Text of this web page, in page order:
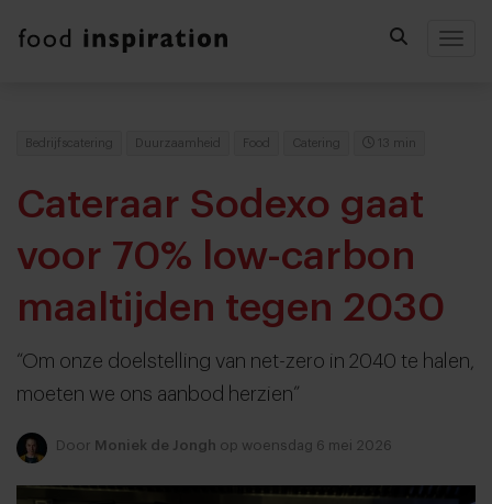
Bedrijfscatering Duurzaamheid Food Catering 13 min
Cateraar Sodexo gaat
voor 70% low-carbon
maaltijden tegen 2030
“Om onze doelstelling van net-zero in 2040 te halen,
moeten we ons aanbod herzien”
Door Moniek de Jongh op woensdag 6 mei 2026